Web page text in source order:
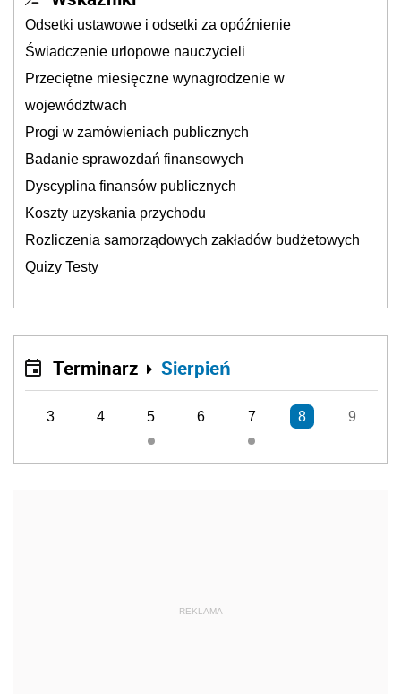
Odsetki ustawowe i odsetki za opóźnienie
Świadczenie urlopowe nauczycieli
Przeciętne miesięczne wynagrodzenie w
województwach
Progi w zamówieniach publicznych
Badanie sprawozdań finansowych
Dyscyplina finansów publicznych
Koszty uzyskania przychodu
Rozliczenia samorządowych zakładów budżetowych
Quizy Testy
Terminarz Sierpień
3 4 5 6 7 8 9
REKLAMA